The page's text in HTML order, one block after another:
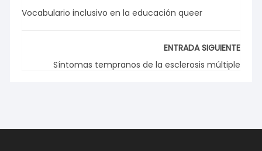
Vocabulario inclusivo en la educación queer
ENTRADA SIGUIENTE
Síntomas tempranos de la esclerosis múltiple